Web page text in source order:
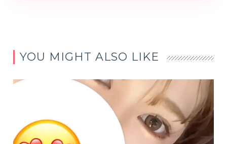
YOU MIGHT ALSO LIKE